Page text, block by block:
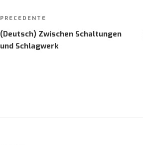
Post
navigation
Articolo
precedente:
PRECEDENTE
(Deutsch) Zwischen Schaltungen
und Schlagwerk